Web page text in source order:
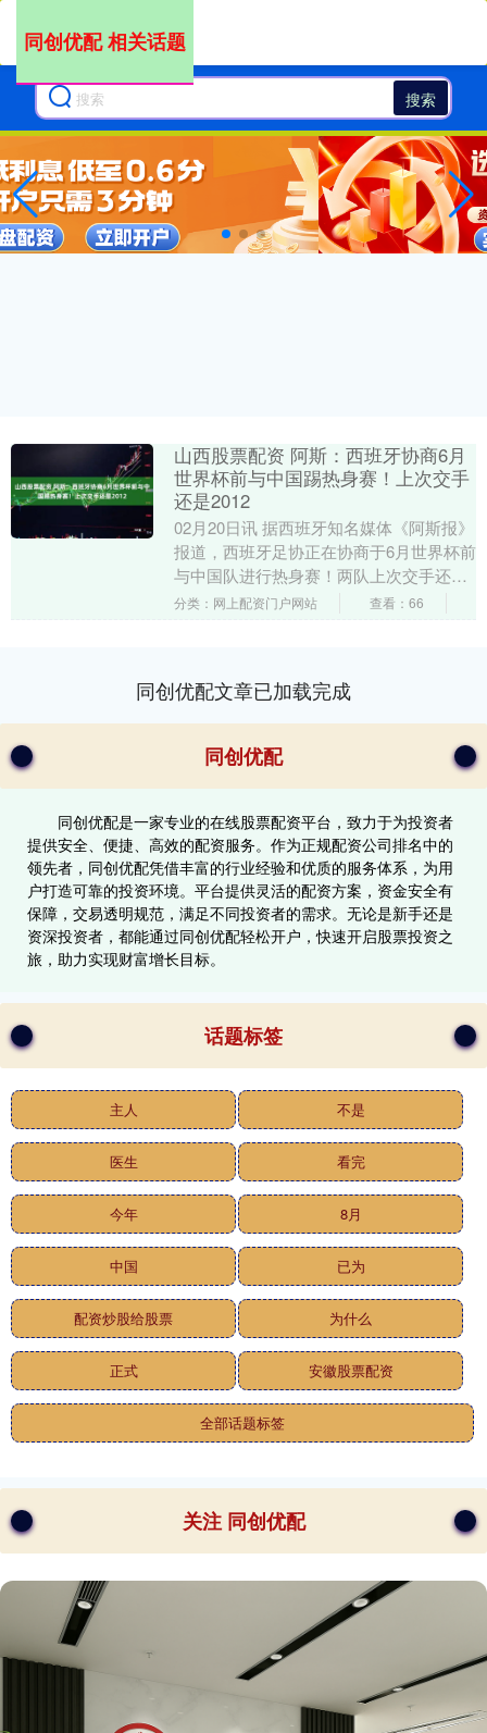
搜索
同创优配 相关话题
山西股票配资 阿斯：西班牙协商6月
世界杯前与中国踢热身赛！上次交手
还是2012
02月20日讯 据西班牙知名媒体《阿斯报》
报道，西班牙足协正在协商于6月世界杯前
与中国队进行热身赛！两队上次交手还是
2012年欧洲杯前夕。 西班牙目前当前
分类：网上配资门户网站 查看：66
同创优配文章已加载完成
同创优配
同创优配是一家专业的在线股票配资平台，致力于为投资者
提供安全、便捷、高效的配资服务。作为正规配资公司排名中的
领先者，同创优配凭借丰富的行业经验和优质的服务体系，为用
户打造可靠的投资环境。平台提供灵活的配资方案，资金安全有
保障，交易透明规范，满足不同投资者的需求。无论是新手还是
资深投资者，都能通过同创优配轻松开户，快速开启股票投资之
旅，助力实现财富增长目标。
话题标签
主人 不是
医生 看完
今年 8月
中国 已为
配资炒股给股票 为什么
正式 安徽股票配资
全部话题标签
关注 同创优配